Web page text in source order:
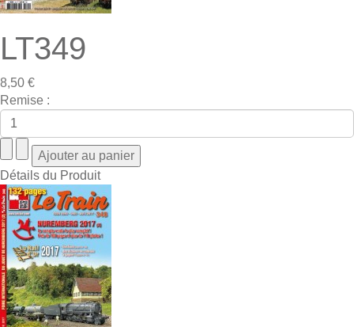
LT349
8,50 €
Remise :
Détails du Produit